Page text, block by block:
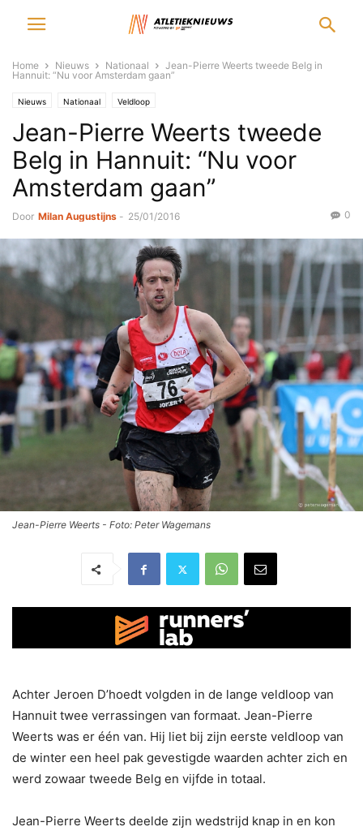
Home Nieuws Nationaal
Jean-Pierre Weerts tweede Belg in
Hannuit: “Nu voor Amsterdam gaan”
Nieuws Nationaal Veldloop
Jean-Pierre Weerts tweede
Belg in Hannuit: “Nu voor
Amsterdam gaan”
Door Milan Augustijns - 25/01/2016 0
Jean-Pierre Weerts - Foto: Peter Wagemans
Achter Jeroen D’hoedt volgden in de lange veldloop van
Hannuit twee verrassingen van formaat. Jean-Pierre
Weerts was er één van. Hij liet bij zijn eerste veldloop van
de winter een heel pak gevestigde waarden achter zich en
werd zowaar tweede Belg en vijfde in totaal.
Jean-Pierre Weerts deelde zijn wedstrijd knap in en kon